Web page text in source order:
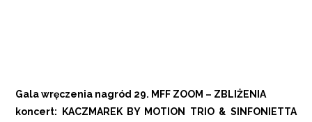
Gala wręczenia nagród 29. MFF ZOOM – ZBLIŻENIA
koncert: KACZMAREK BY MOTION TRIO & SINFONIETTA